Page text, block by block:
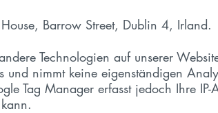
Barrow Street, Dublin 4, Irland.
Technologien auf unserer
nimmt keine eigenständigen
Tag Manager erfasst jedoch Ihre IP-